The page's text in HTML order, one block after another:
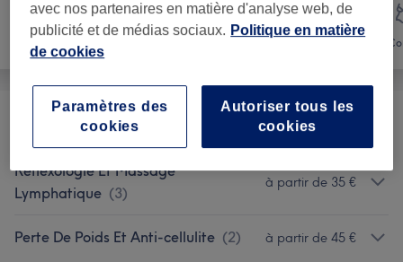
Massage
Massage Classique à partir de 35 €
Réflexologie Et Massage
Lymphatique (3)
à partir de 35 €
Perte De Poids Et Anti-cellulite (2) à partir de 45 €
avec nos partenaires en matière d'analyse web, de
publicité et de médias sociaux. Politique en matière
de cookies
Autoriser tous les
cookies
Paramètres des
cookies